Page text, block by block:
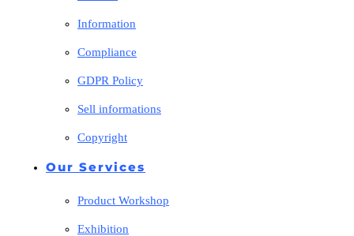
Information
Compliance
GDPR Policy
Sell informations
Copyright
Our Services
Product Workshop
Exhibition